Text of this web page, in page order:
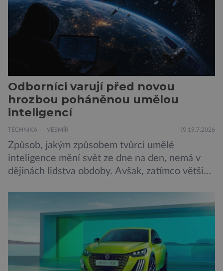
Odborníci varují před novou
hrozbou poháněnou umělou
inteligencí
TECHNIKA VESMÍR 19.7.2026
Způsob, jakým způsobem tvůrci umělé
inteligence mění svět ze dne na den, nemá v
dějinách lidstva obdoby. Avšak, zatímco většina
bezpečnostní experti upozorňují na mnohem
méně nápadné riziko. Podle některých
odborníků by už během příštích dvou let mohly
pokročilé systémy AI výrazně usnadnit
kybernetické útoky […]